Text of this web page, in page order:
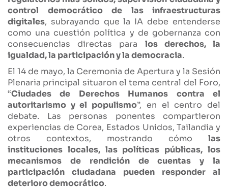
control democrático de las infraestructuras
digitales, subrayando que la IA debe entenderse
como una cuestión política y de gobernanza con
consecuencias directas para los derechos, la
igualdad, la participación y la democracia.
El 14 de mayo, la Ceremonia de Apertura y la Sesión
Plenaria principal situaron el tema central del Foro,
“Ciudades de Derechos Humanos contra el
autoritarismo y el populismo”, en el centro del
debate. Las personas ponentes compartieron
experiencias de Corea, Estados Unidos, Tailandia y
otros contextos, mostrando cómo las
instituciones locales, las políticas públicas, los
mecanismos de rendición de cuentas y la
participación ciudadana pueden responder al
deterioro democrático.